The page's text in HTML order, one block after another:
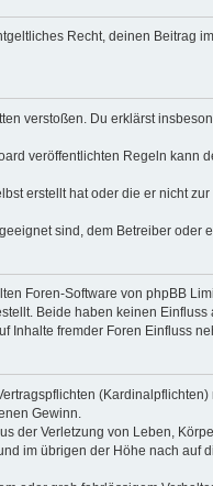
Recht, deinen Beitrag
verstoßen. Du erklärst
veröffentlichten Regeln kann
erstellt hat oder die er nicht
sind, dem Betreiber oder
Foren-Software von phpBB
Beide haben keinen Einfluss
Inhalte fremder Foren Einfluss
Gewinn.
der Verletzung von Leben,
im übrigen der Höhe nach auf